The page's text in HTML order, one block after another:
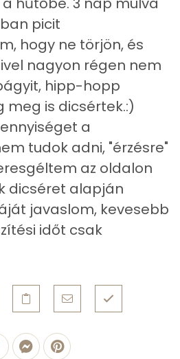
94 mg
0 mg
0 mg
9 g
3 mg
1 mg
picit
hogy ne törjön, és
nagyon régen nem
hipp-hopp
meg is dicsértek.:)
a
tudok adni, "érzésre"
az oldalon
dicséret alapján
javaslom, kevesebb
időt csak